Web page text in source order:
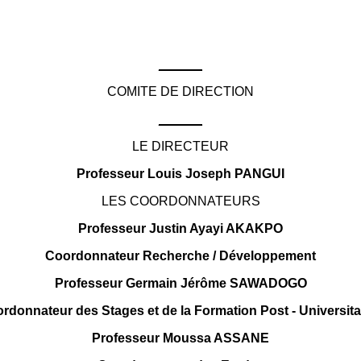
COMITE DE DIRECTION
LE DIRECTEUR
Professeur Louis Joseph PANGUI
LES COORDONNATEURS
Professeur Justin Ayayi AKAKPO
Coordonnateur Recherche / Développement
Professeur Germain Jérôme SAWADOGO
des Stages et de la Formation Post -
Professeur Moussa ASSANE